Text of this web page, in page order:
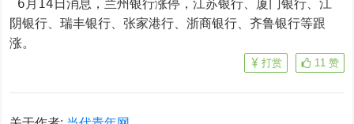
阴银行、瑞丰银行、张家港行、浙商银行、齐鲁银行等跟
涨。
11 赞
打赏